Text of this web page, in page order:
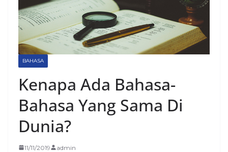
BAHASA
Kenapa Ada Bahasa-
Bahasa Yang Sama Di
Dunia?
11/11/2019 admin